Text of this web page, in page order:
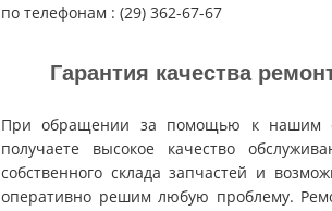
по телефонам : (29) 362-67-67
Гарантия качества
При обращении за помощью к нашим
получаете высокое качество
собственного склада запчастей и
оперативно решим любую проблему.